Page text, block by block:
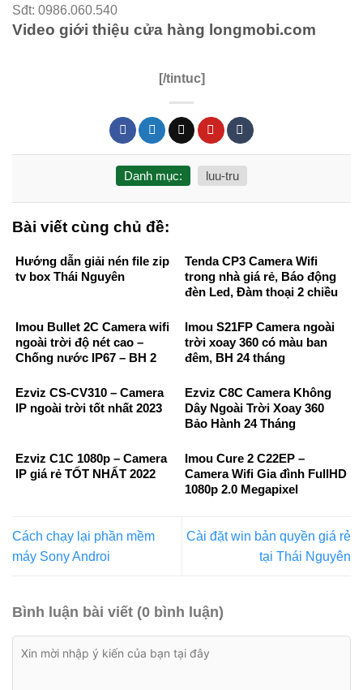
Sđt: 0986.060.540
Video giới thiệu cửa hàng longmobi.com
[/tintuc]
Danh mục: luu-tru
Bài viết cùng chủ đề:
Hướng dẫn giải nén file zip
tv box Thái Nguyên
Tenda CP3 Camera Wifi
trong nhà giá rẻ, Báo động
đèn Led, Đàm thoại 2 chiều
Imou Bullet 2C Camera wifi
ngoài trời độ nét cao –
Chống nước IP67 – BH 2
Imou S21FP Camera ngoài
trời xoay 360 có màu ban
đêm, BH 24 tháng
Ezviz CS-CV310 – Camera
IP ngoài trời tốt nhất 2023
Ezviz C8C Camera Không
Dây Ngoài Trời Xoay 360
Bảo Hành 24 Tháng
Ezviz C1C 1080p – Camera
IP giá rẻ TỐT NHẤT 2022
Imou Cure 2 C22EP –
Camera Wifi Gia đình FullHD
1080p 2.0 Megapixel
Cách chạy lại phần mềm
máy Sony Androi
Cài đặt win bản quyền giá rẻ
tại Thái Nguyên
Bình luận bài viết (0 bình luận)